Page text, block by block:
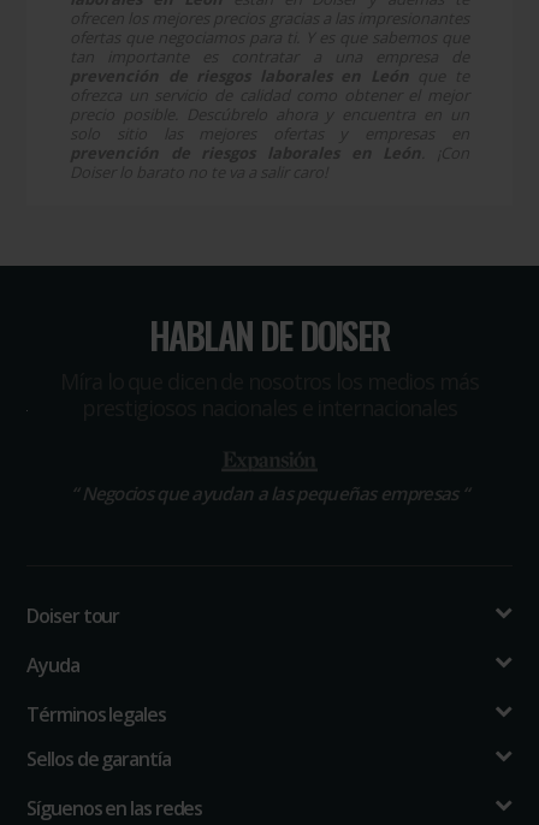
HABLAN DE DOISER
“Negocios que ayudan a las pequeñas empresas “
El portal que ha revolucionado las compras profesionales
Doiser tour
Ayuda
Términos legales
Sellos de garantía
Síguenos en las redes